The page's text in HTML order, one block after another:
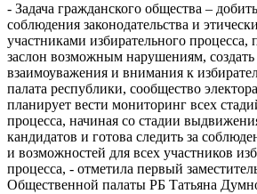
- Задача гражданского общества –
соблюдения законодательства и
участниками избирательного процесса,
заслон возможным нарушениям, создать
взаимоуважения и внимания к
палата республики, сообщество
планирует вести мониторинг всех
процесса, начиная со стадии
кандидатов и готова следить за
и возможностей для всех участников
процесса, - отметила первый
Общественной палаты РБ Татьяна